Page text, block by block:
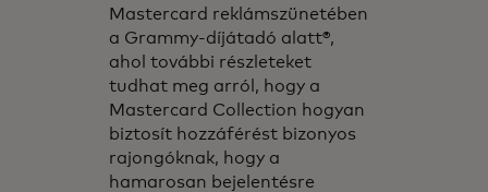
Mastercard reklámszünetében
a Grammy-díjátadó alatt®,
ahol további részleteket
tudhat meg arról, hogy a
Mastercard Collection hogyan
biztosít hozzáférést bizonyos
rajongóknak, hogy a
hamarosan bejelentésre